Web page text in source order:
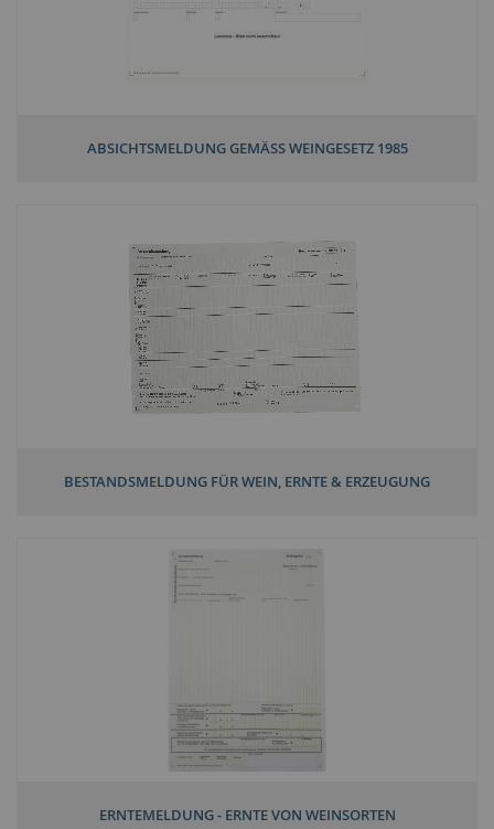
ABSICHTSMELDUNG GEMÄSS WEINGESETZ 1985
BESTANDSMELDUNG FÜR WEIN, ERNTE & ERZEUGUNG
ERNTEMELDUNG - ERNTE VON WEINSORTEN